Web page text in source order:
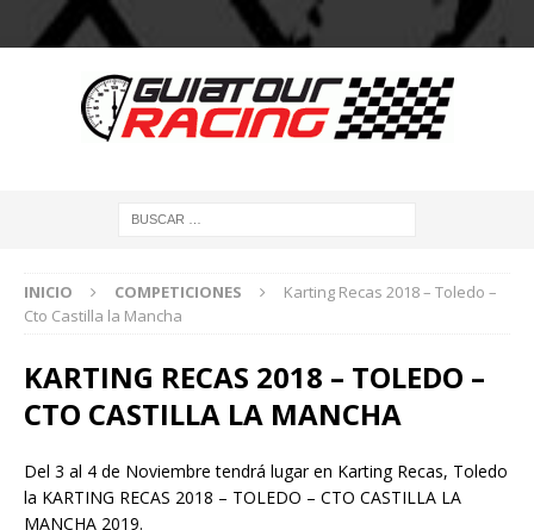
INICIO COMPETICIONES
Karting Recas 2018 – Toledo –
Cto Castilla la Mancha
KARTING RECAS 2018 – TOLEDO –
CTO CASTILLA LA MANCHA
Del 3 al 4 de Noviembre tendrá lugar en Karting Recas, Toledo
la KARTING RECAS 2018 – TOLEDO – CTO CASTILLA LA
MANCHA 2019.